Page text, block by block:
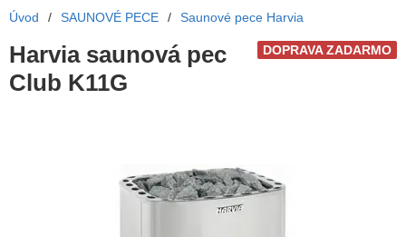
Úvod / SAUNOVÉ PECE / Saunové pece Harvia
DOPRAVA ZADARMO
Harvia saunová pec
Club K11G